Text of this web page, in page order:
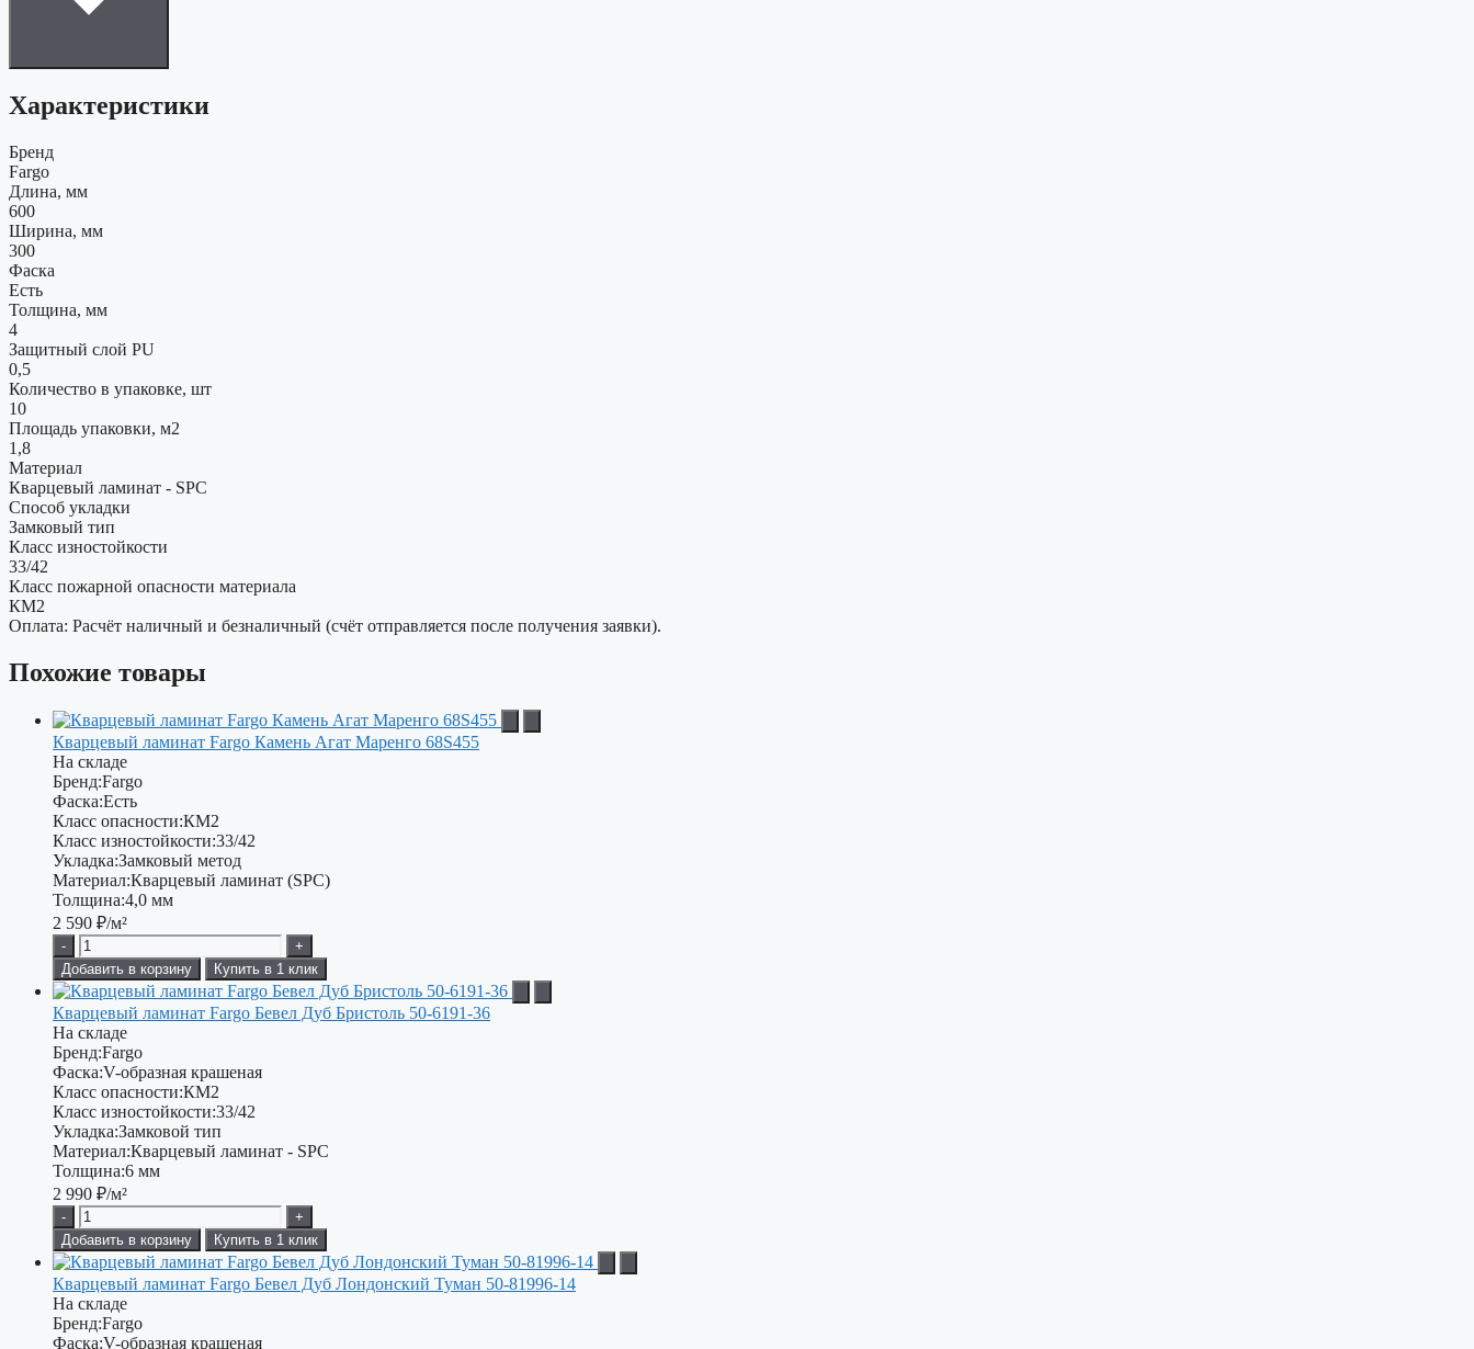
Характеристики
Бренд
Fargo
Длина, мм
600
Ширина, мм
300
Фаска
Есть
Толщина, мм
4
Защитный слой PU
0,5
Количество в упаковке, шт
10
Площадь упаковки, м2
1,8
Материал
Кварцевый ламинат - SPC
Способ укладки
Замковый тип
Класс изностойкости
33/42
Класс пожарной опасности материала
КМ2
Оплата: Расчёт наличный и безналичный (счёт отправляется после получения заявки).
Похожие товары
Кварцевый ламинат Fargo Камень Агат Маренго 68S455
На складе
Бренд:Fargo
Фаска:Есть
Класс опасности:КМ2
Класс изностойкости:33/42
Укладка:Замковый метод
Материал:Кварцевый ламинат (SPC)
Толщина:4,0 мм
2 590 ₽/м²
-
+
Добавить в корзину
Купить в 1 клик
Кварцевый ламинат Fargo Бевел Дуб Бристоль 50-6191-36
На складе
Бренд:Fargo
Фаска:V-образная крашеная
Класс опасности:КМ2
Класс изностойкости:33/42
Укладка:Замковой тип
Материал:Кварцевый ламинат - SPC
Толщина:6 мм
2 990 ₽/м²
-
+
Добавить в корзину
Купить в 1 клик
Кварцевый ламинат Fargo Бевел Дуб Лондонский Туман 50-81996-14
На складе
Бренд:Fargo
Фаска:V-образная крашеная